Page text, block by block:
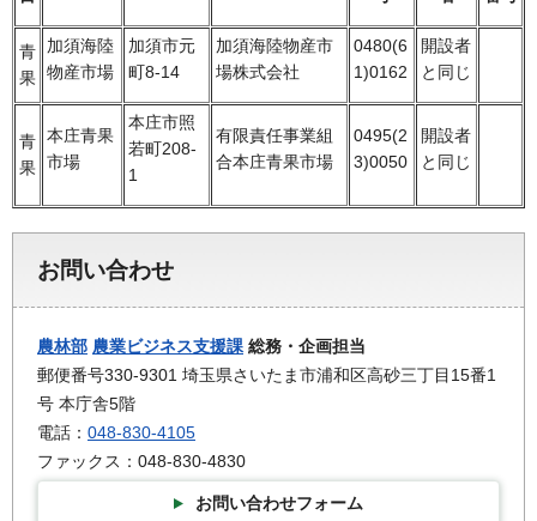
青
果
加須海陸
物産市場
加須市元
町8-14
加須海陸物産市
場株式会社
0480(6
1)0162
開設者
と同じ
青
果
本庄青果
市場
本庄市照
若町208-
1
有限責任事業組
合本庄青果市場
0495(2
3)0050
開設者
と同じ
お問い合わせ
農林部 農業ビジネス支援課 総務・企画担当
郵便番号330-9301 埼玉県さいたま市浦和区高砂三丁目15番1
号 本庁舎5階
電話： 048-830-4105
ファックス：048-830-4830
お問い合わせフォーム